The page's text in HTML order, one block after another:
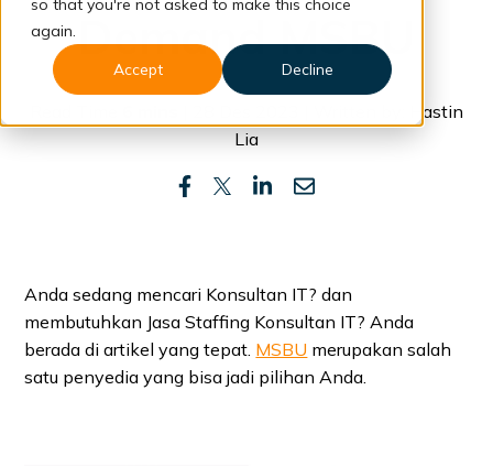
so that you're not asked to make this choice
again.
Accept
Decline
Konsultasi
Demand MSBU
| 28 Des 2023 | Written by: Hastin
Lia
Anda sedang mencari Konsultan IT? dan
membutuhkan Jasa Staffing Konsultan IT? Anda
berada di artikel yang tepat. MSBU merupakan salah
satu penyedia yang bisa jadi pilihan Anda.